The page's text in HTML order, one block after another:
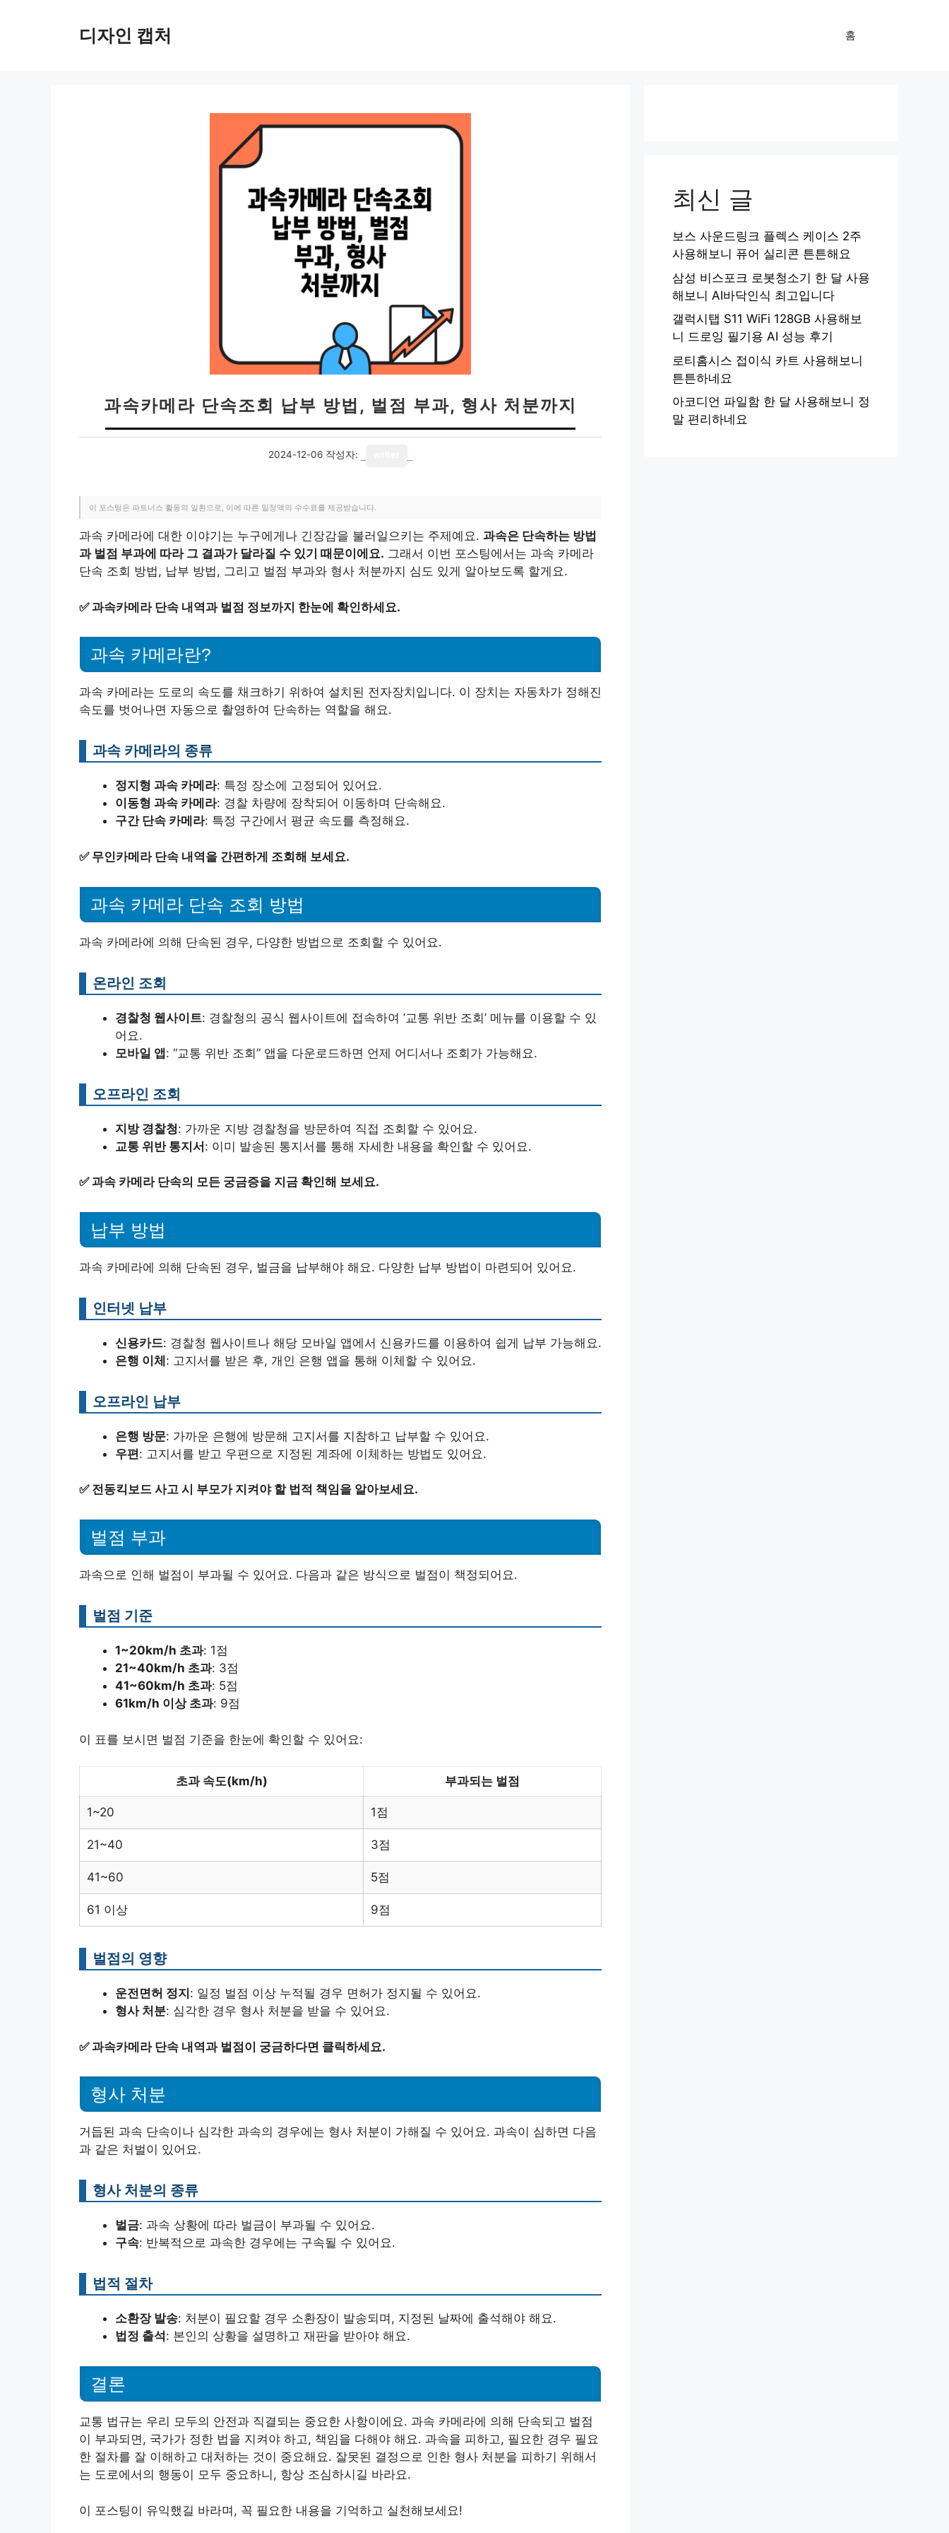
디자인 캡처 홈
과속카메라 단속조회 납부 방법, 벌점 부과, 형사 처분까지
2024-12-06 작성자:
이 포스팅은 파트너스 활동의 일환으로, 이에 따른 일정액의 수수료를 제공받습니다.
과속 카메라에 대한 이야기는 누구에게나 긴장감을 불러일으키는 주제예요. 과속은 단속하는 방법
과 벌점 부과에 따라 그 결과가 달라질 수 있기 때문이에요. 그래서 이번 포스팅에서는 과속 카메라
단속 조회 방법, 납부 방법, 그리고 벌점 부과와 형사 처분까지 심도 있게 알아보도록 할게요.
✅과속카메라 단속 내역과 벌점 정보까지 한눈에 확인하세요.
과속 카메라란?
과속 카메라는 도로의 속도를 채크하기 위하여 설치된 전자장치입니다. 이 장치는 자동차가 정해진
속도를 벗어나면 자동으로 촬영하여 단속하는 역할을 해요.
과속 카메라의 종류
정지형 과속 카메라: 특정 장소에 고정되어 있어요.
이동형 과속 카메라: 경찰 차량에 장착되어 이동하며 단속해요.
구간 단속 카메라: 특정 구간에서 평균 속도를 측정해요.
✅ 무인카메라 단속 내역을 간편하게 조회해 보세요.
과속 카메라 단속 조회 방법
과속 카메라에 의해 단속된 경우, 다양한 방법으로 조회할 수 있어요.
온라인 조회
경찰청 웹사이트: 경찰청의 공식 웹사이트에 접속하여 ‘교통 위반 조회’ 메뉴를 이용할 수 있
어요.
모바일 앱: “교통 위반 조회” 앱을 다운로드하면 언제 어디서나 조회가 가능해요.
오프라인 조회
지방 경찰청: 가까운 지방 경찰청을 방문하여 직접 조회할 수 있어요.
교통 위반 통지서: 이미 발송된 통지서를 통해 자세한 내용을 확인할 수 있어요.
✅과속 카메라 단속의 모든 궁금증을 지금 확인해 보세요.
납부 방법
과속 카메라에 의해 단속된 경우, 벌금을 납부해야 해요. 다양한 납부 방법이 마련되어 있어요.
인터넷 납부
신용카드: 경찰청 웹사이트나 해당 모바일 앱에서 신용카드를 이용하여 쉽게 납부 가능해요.
은행 이체: 고지서를 받은 후, 개인 은행 앱을 통해 이체할 수 있어요.
오프라인 납부
은행 방문: 가까운 은행에 방문해 고지서를 지참하고 납부할 수 있어요.
우편: 고지서를 받고 우편으로 지정된 계좌에 이체하는 방법도 있어요.
✅ 전동킥보드 사고 시 부모가 지켜야 할 법적 책임을 알아보세요.
벌점 부과
과속으로 인해 벌점이 부과될 수 있어요. 다음과 같은 방식으로 벌점이 책정되어요.
벌점 기준
1~20km/h 초과: 1점
21~40km/h 초과: 3점
41~60km/h 초과: 5점
61km/h 이상 초과: 9점
이 표를 보시면 벌점 기준을 한눈에 확인할 수 있어요:
초과 속도(km/h) 부과되는 벌점
1~20 1점
21~40 3점
41~60 5점
61 이상 9점
벌점의 영향
운전면허 정지 : 일정 벌점 이상 누적될 경우 면허가 정지될 수 있어요.
형사 처분: 심각한 경우 형사 처분을 받을 수 있어요.
✅과속카메라 단속 내역과 벌점이 궁금하다면 클릭하세요.
형사 처분
거듭된 과속 단속이나 심각한 과속의 경우에는 형사 처분이 가해질 수 있어요. 과속이 심하면 다음
과 같은 처벌이 있어요.
형사 처분의 종류
벌금: 과속 상황에 따라 벌금이 부과될 수 있어요.
구속: 반복적으로 과속한 경우에는 구속될 수 있어요.
법적 절차
소환장 발송: 처분이 필요할 경우 소환장이 발송되며, 지정된 날짜에 출석해야 해요.
법정 출석 : 본인의 상황을 설명하고 재판을 받아야 해요.
결론
교통 법규는 우리 모두의 안전과 직결되는 중요한 사항이에요. 과속 카메라에 의해 단속되고 벌점
이 부과되면, 국가가 정한 법을 지켜야 하고, 책임을 다해야 해요. 과속을 피하고, 필요한 경우 필요
한 절차를 잘 이해하고 대처하는 것이 중요해요. 잘못된 결정으로 인한 형사 처분을 피하기 위해서
는 도로에서의 행동이 모두 중요하니, 항상 조심하시길 바라요.
이 포스팅이 유익했길 바라며, 꼭 필요한 내용을 기억하고 실천해보세요!
최신 글
보스 사운드링크 플렉스 케이스 2주
사용해보니 퓨어 실리콘 튼튼해요
삼성 비스포크 로봇청소기 한 달 사용
해보니 AI바닥인식 최고입니다
갤럭시탭 S11 WiFi 128GB 사용해보
니 드로잉 필기용 AI 성능 후기
로티홈시스 접이식 카트 사용해보니
튼튼하네요
아코디언 파일함 한 달 사용해보니 정
말 편리하네요